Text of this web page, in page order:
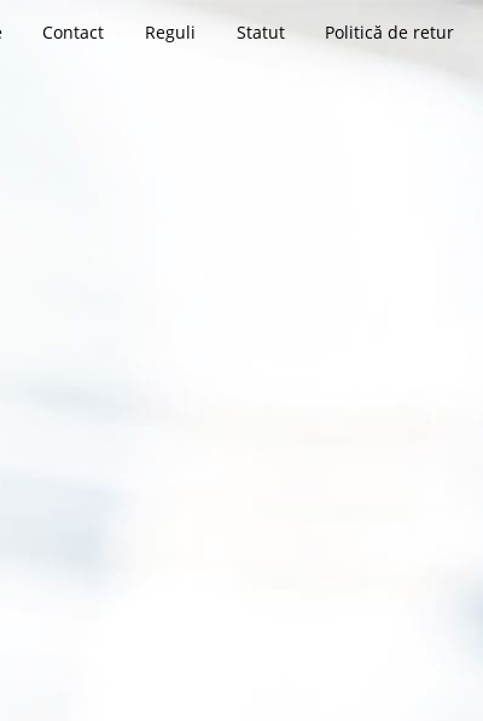
Contact Reguli Statut Politică de retur